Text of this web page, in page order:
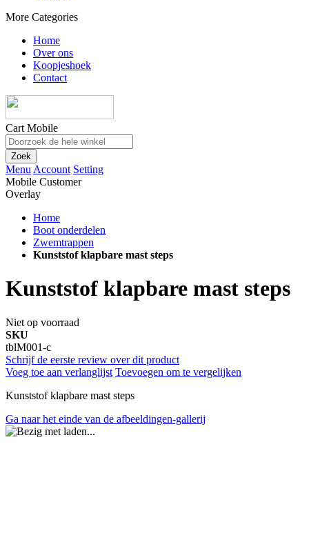
More Categories
Home
Over ons
Koopjeshoek
Contact
Cart Mobile
Zoek
Menu Account Setting
Mobile Customer
Overlay
Home
Boot onderdelen
Zwemtrappen
Kunststof klapbare mast steps
Kunststof klapbare mast steps
Niet op voorraad
SKU
tblM001-c
Schrijf de eerste review over dit product
Voeg toe aan verlanglijst Toevoegen om te vergelijken
Kunststof klapbare mast steps
Ga naar het einde van de afbeeldingen-gallerij